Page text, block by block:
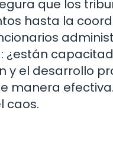
que los
hasta la
¿están
y el desarrollo
manera
caos.